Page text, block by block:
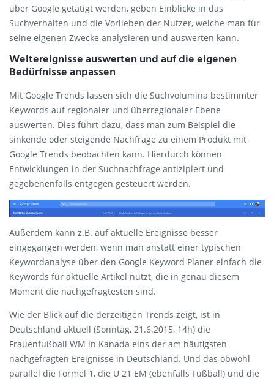
über Google getätigt werden, geben Einblicke in das
Suchverhalten und die Vorlieben der Nutzer, welche man für
seine eigenen Zwecke analysieren und auswerten kann.
Weltereignisse auswerten und auf die eigenen
Bedürfnisse anpassen
Mit Google Trends lassen sich die Suchvolumina bestimmter
Keywords auf regionaler und überregionaler Ebene
auswerten. Dies führt dazu, dass man zum Beispiel die
sinkende oder steigende Nachfrage zu einem Produkt mit
Google Trends beobachten kann. Hierdurch können
Entwicklungen in der Suchnachfrage antizipiert und
gegebenenfalls entgegen gesteuert werden.
Außerdem kann z.B. auf aktuelle Ereignisse besser
eingegangen werden, wenn man anstatt einer typischen
Keywordanalyse über den Google Keyword Planer einfach die
Keywords für aktuelle Artikel nutzt, die in genau diesem
Moment die nachgefragtesten sind.
Wie der Blick auf die derzeitigen Trends zeigt, ist in
Deutschland aktuell (Sonntag, 21.6.2015, 14h) die
Frauenfußball WM in Kanada eins der am häufigsten
nachgefragten Ereignisse in Deutschland. Und das obwohl
parallel die Formel 1, die U 21 EM (ebenfalls Fußball) und die